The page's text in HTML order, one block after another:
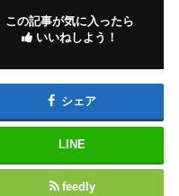
この記事が気に入ったら
いいねしよう！
シェア
LINE
feedly